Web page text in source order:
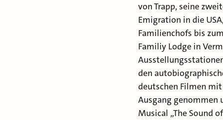
von Trapp, seine
Emigration in die
Familienchofs bis
Familiy Lodge in
den
deutschen Filmen
Ausgang genommen
Musical „The Sound